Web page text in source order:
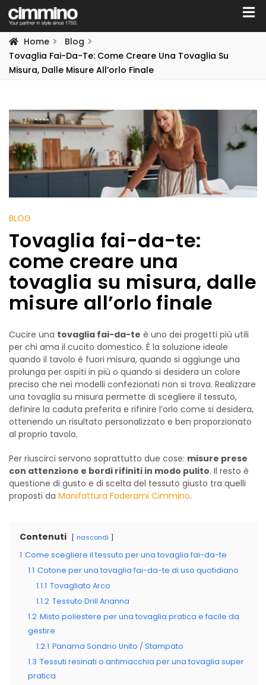
Home
Blog
Tovaglia Fai-Da-Te: Come Creare Una Tovaglia Su
Misura, Dalle Misure All’orlo Finale
BLOG
Tovaglia fai-da-te:
come creare una
tovaglia su misura, dalle
misure all’orlo finale
Cucire una tovaglia fai-da-te è uno dei progetti più utili
per chi ama il cucito domestico. È la soluzione ideale
quando il tavolo è fuori misura, quando si aggiunge una
prolunga per ospiti in più o quando si desidera un colore
preciso che nei modelli confezionati non si trova. Realizzare
una tovaglia su misura permette di scegliere il tessuto,
definire la caduta preferita e rifinire l’orlo come si desidera,
ottenendo un risultato personalizzato e ben proporzionato
al proprio tavolo.
Per riuscirci servono soprattutto due cose: misure prese
con attenzione e bordi rifiniti in modo pulito. Il resto è
questione di gusto e di scelta del tessuto giusto tra quelli
proposti da Manifattura Foderami Cimmino.
Contenuti nascondi
1 Come scegliere il tessuto per una tovaglia fai-da-te
1.1 Cotone per una tovaglia fai-da-te di uso quotidiano
1.1.1 Tovagliato Arco
1.1.2 Tessuto Drill Arianna
1.2 Misto poliestere per una tovaglia pratica e facile da
gestire
1.2.1 Panama Sondrio Unito / Stampato
1.3 Tessuti resinati o antimacchia per una tovaglia super
pratica